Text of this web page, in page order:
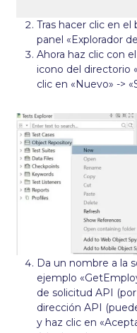
Tras hacer clic en el
panel «Explorador
Ahora haz clic con
icono del directorio
clic en «Nuevo» ->
Da un nombre a la
ejemplo
de solicitud API
dirección API
y haz clic en